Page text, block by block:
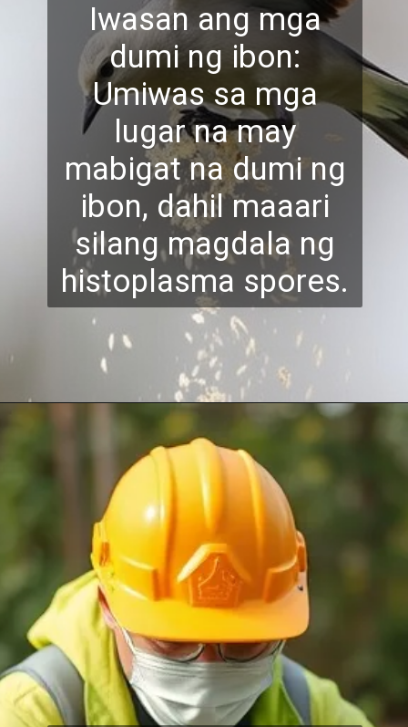
Iwasan ang mga
dumi ng ibon:
Umiwas sa mga
lugar na may
mabigat na dumi ng
ibon, dahil maaari
silang magdala ng
histoplasma spores.